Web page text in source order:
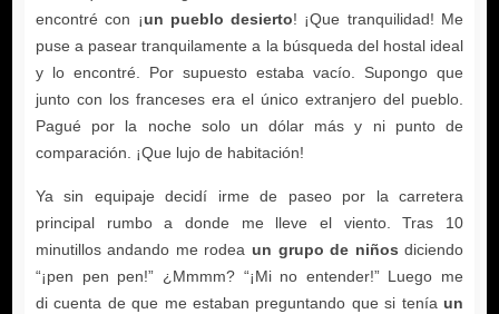
un pueblo desierto
un grupo de niños
un